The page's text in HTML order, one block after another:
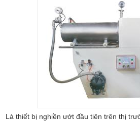
Là thiết bị nghiền ướt đầu tiên trên thị